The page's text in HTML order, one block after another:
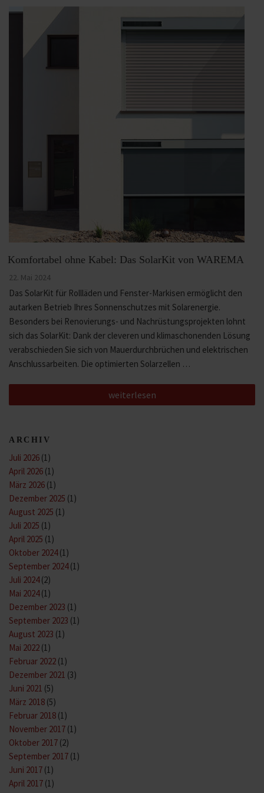
BEG
EM“
Komfortabel ohne Kabel: Das SolarKit von WAREMA
Veröffentlicht
am
22. Mai 2024
Das SolarKit für Rollläden und Fenster-Markisen ermöglicht den
autarken Betrieb Ihres Sonnenschutzes mit Solarenergie.
Besonders bei Renovierungs- und Nachrüstungsprojekten lohnt
sich das SolarKit: Dank der cleveren und klimaschonenden Lösung
verabschieden Sie sich von Mauerdurchbrüchen und elektrischen
Anschlussarbeiten. Die optimierten Solarzellen …
„Komfortabel
ohne
weiterlesen
ARCHIV
Juli 2026 (1)
April 2026 (1)
März 2026 (1)
Dezember 2025 (1)
August 2025 (1)
Juli 2025 (1)
April 2025 (1)
Oktober 2024(1)
September 2024(1)
Juli 2024(2)
Mai 2024(1)
Dezember 2023 (1)
September 2023 (1)
August 2023 (1)
Mai 2022 (1)
Februar 2022 (1)
Dezember 2021 (3)
Juni 2021 (5)
März 2018 (5)
Februar 2018 (1)
November 2017 (1)
Oktober 2017 (2)
September 2017 (1)
Juni 2017 (1)
April 2017 (1)